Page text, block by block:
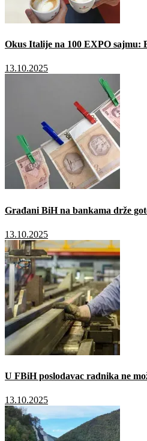
Okus Italije na 100 EXPO sajmu:
13.10.2025
Građani BiH na bankama drže
13.10.2025
U FBiH poslodavac radnika ne
13.10.2025